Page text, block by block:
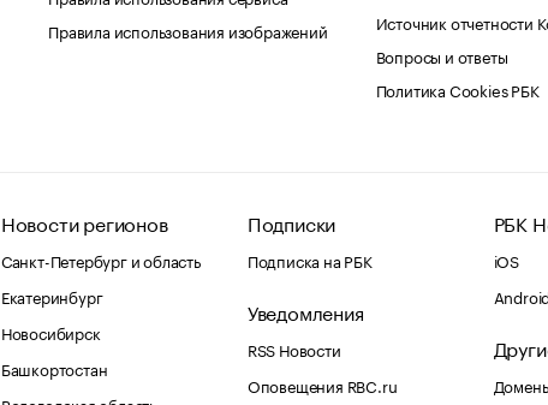
Правила использования изображений
Источник отчетности
Вопросы и ответы
Политика Cookies РБК
Новости регионов
Санкт-Петербург и область
Екатеринбург
Новосибирск
Башкортостан
Подписки
Подписка на РБК
Уведомления
RSS Новости
Оповещения RBC.ru
РБК
iOS